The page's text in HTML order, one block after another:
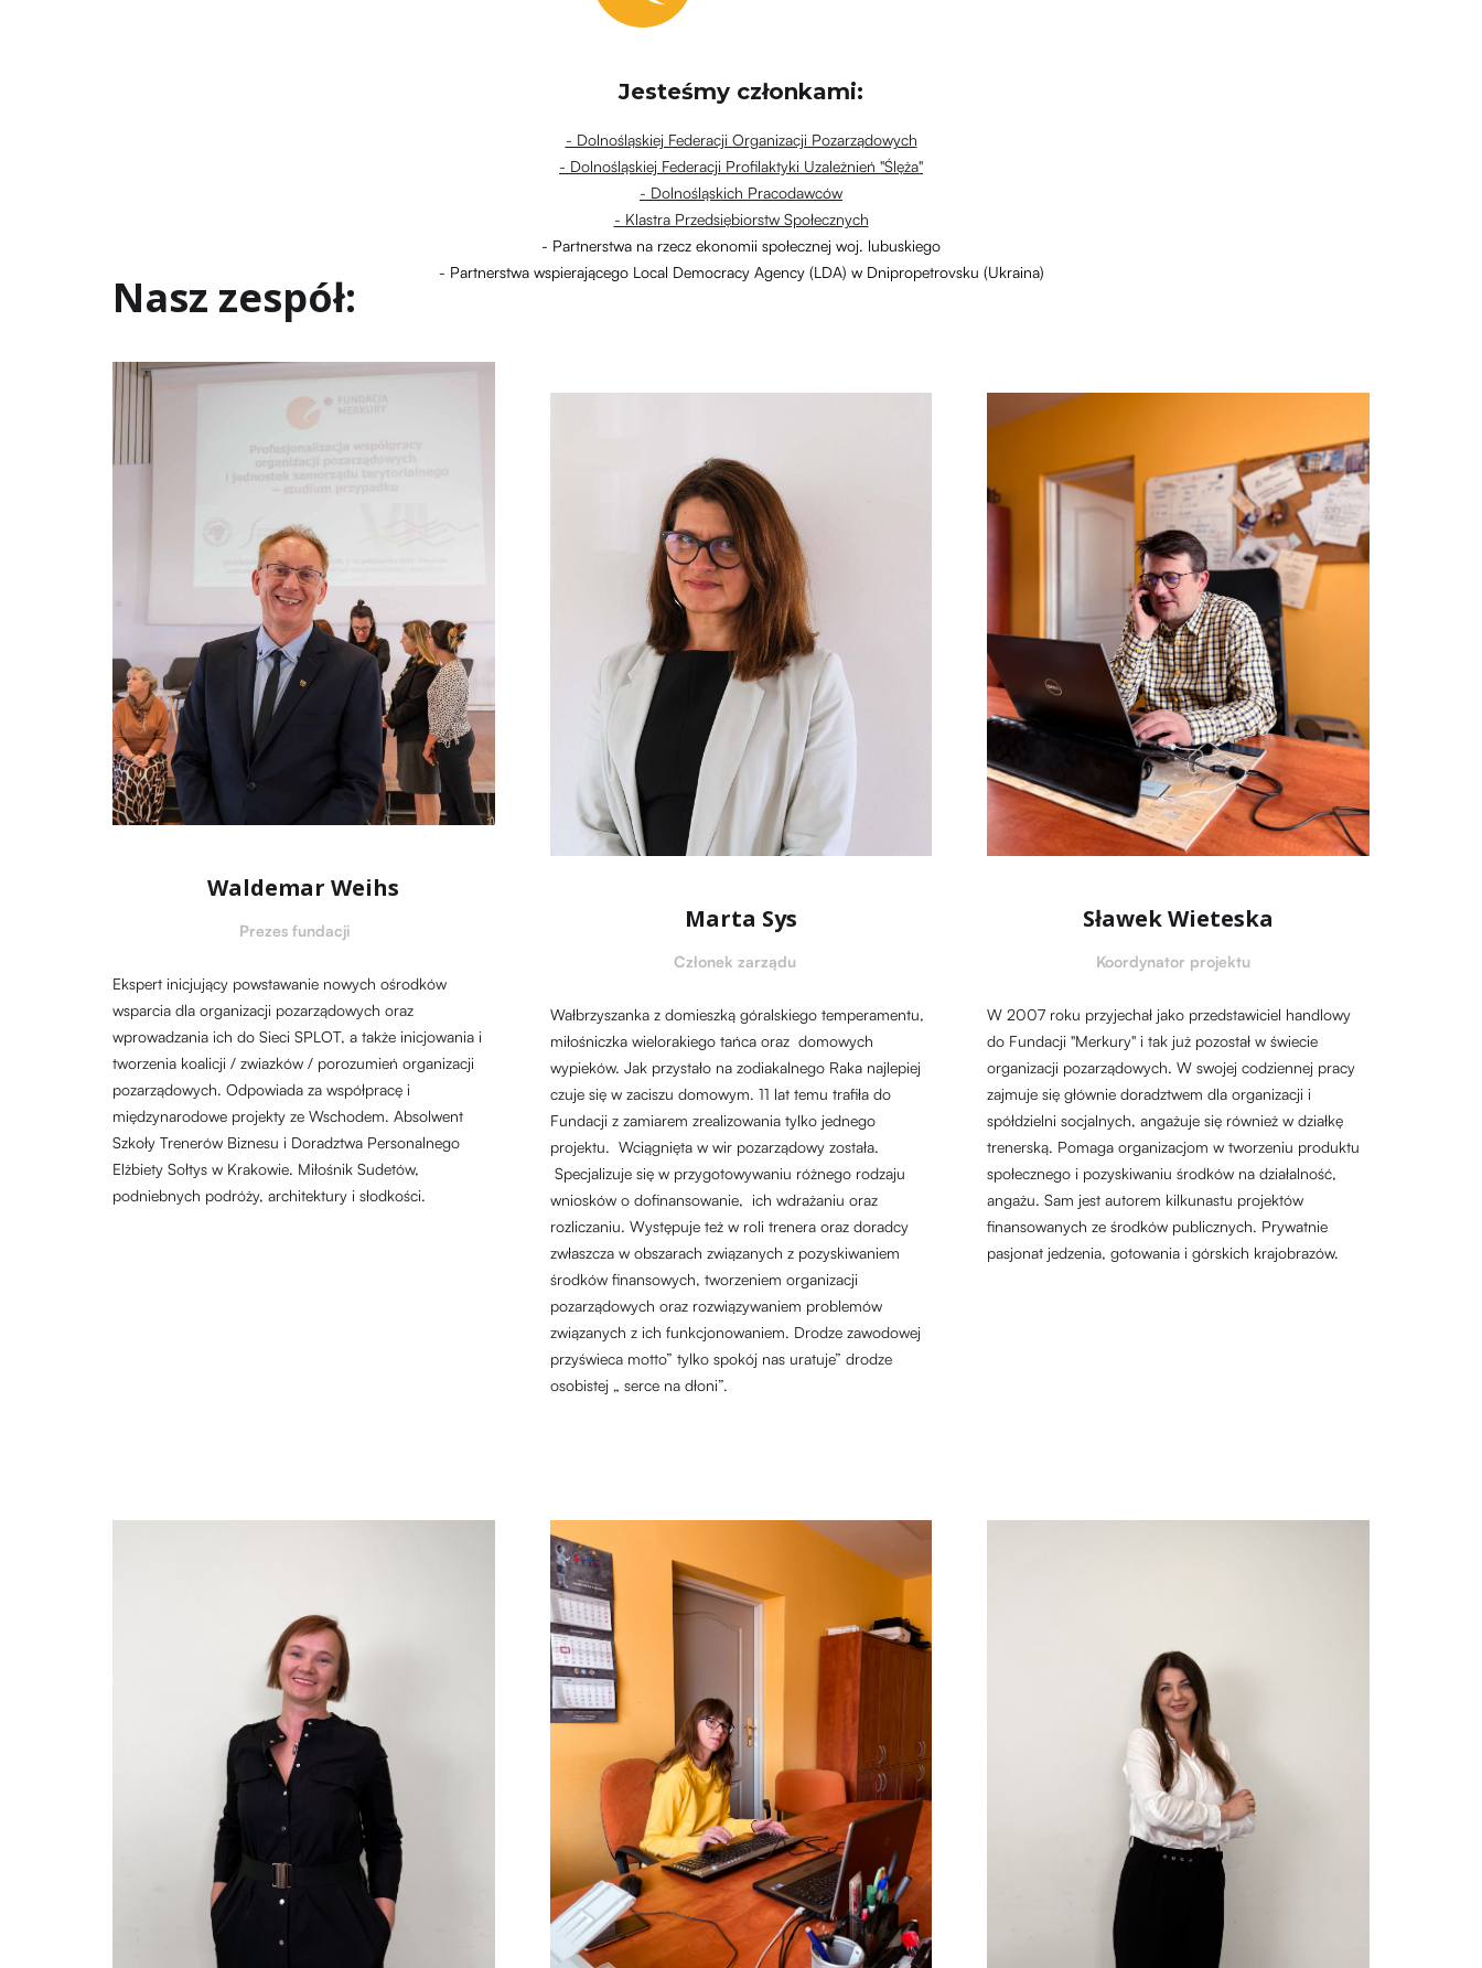
Jesteśmy członkami:
- Dolnośląskiej Federacji Organizacji Pozarządowych
- Dolnośląskiej Federacji Profilaktyki Uzależnień "Ślęża"
- Dolnośląskich Pracodawców
- Klastra Przedsiębiorstw Społecznych
- Partnerstwa na rzecz ekonomii społecznej woj. lubuskiego
- Partnerstwa wspierającego Local Democracy Agency (LDA) w Dnipropetrovsku (Ukraina)
Nasz zespół:
Waldemar Weihs
Prezes fundacji
Ekspert inicjujący powstawanie nowych ośrodków
wsparcia dla organizacji pozarządowych oraz
wprowadzania ich do Sieci SPLOT, a także inicjowania i
tworzenia koalicji / zwiazków / porozumień organizacji
pozarządowych. Odpowiada za współpracę i
międzynarodowe projekty ze Wschodem. Absolwent
Szkoły Trenerów Biznesu i Doradztwa Personalnego
Elżbiety Sołtys w Krakowie. Miłośnik Sudetów,
podniebnych podróży, architektury i słodkości.
Marta Sys
Członek zarządu
Wałbrzyszanka z domieszką góralskiego temperamentu,
miłośniczka wielorakiego tańca oraz domowych
wypieków. Jak przystało na zodiakalnego Raka najlepiej
czuje się w zaciszu domowym. 11 lat temu trafiła do
Fundacji z zamiarem zrealizowania tylko jednego
projektu. Wciągnięta w wir pozarządowy została.
Specjalizuje się w przygotowywaniu różnego rodzaju
wniosków o dofinansowanie, ich wdrażaniu oraz
rozliczaniu. Występuje też w roli trenera oraz doradcy
zwłaszcza w obszarach związanych z pozyskiwaniem
środków finansowych, tworzeniem organizacji
pozarządowych oraz rozwiązywaniem problemów
związanych z ich funkcjonowaniem. Drodze zawodowej
przyświeca motto” tylko spokój nas uratuje” drodze
osobistej „ serce na dłoni”.
Sławek Wieteska
Koordynator projektu
W 2007 roku przyjechał jako przedstawiciel handlowy
do Fundacji "Merkury" i tak już pozostał w świecie
organizacji pozarządowych. W swojej codziennej pracy
zajmuje się głównie doradztwem dla organizacji i
spółdzielni socjalnych, angażuje się również w działkę
trenerską. Pomaga organizacjom w tworzeniu produktu
społecznego i pozyskiwaniu środków na działalność,
angażu. Sam jest autorem kilkunastu projektów
finansowanych ze środków publicznych. Prywatnie
pasjonat jedzenia, gotowania i górskich krajobrazów.